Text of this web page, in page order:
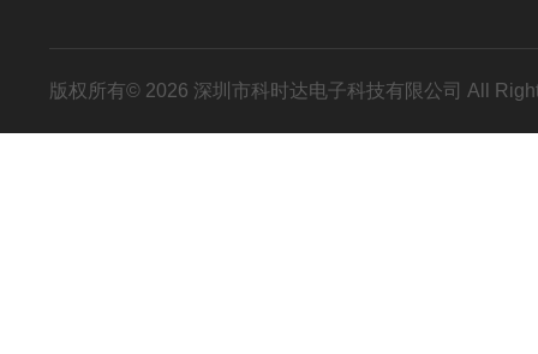
版权所有© 2026 深圳市科时达电子科技有限公司 All